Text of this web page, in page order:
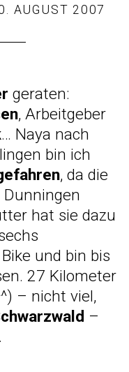
AUGUST 2007
geraten:
, Arbeitgeber
… Naya nach
bin ich
, da die
Dunningen
hat sie dazu
und bin bis
27 Kilometer
– nicht viel,
–